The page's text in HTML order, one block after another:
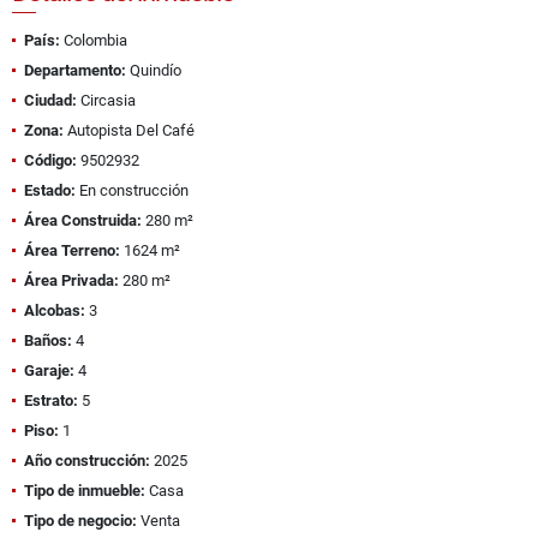
País: Colombia
Departamento: Quindío
Ciudad: Circasia
Zona: Autopista Del Café
Código: 9502932
Estado: En construcción
Área Construida: 280 m²
Área Terreno: 1624 m²
Área Privada: 280 m²
Alcobas: 3
Baños: 4
Garaje: 4
Estrato: 5
Piso: 1
Año construcción: 2025
Tipo de inmueble: Casa
Tipo de negocio: Venta